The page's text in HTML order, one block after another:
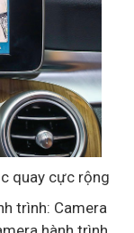
quay cực rộng
trình: Camera